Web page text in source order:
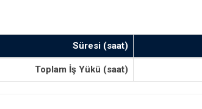
Süresi (saat)
Toplam İş Yükü (saat)